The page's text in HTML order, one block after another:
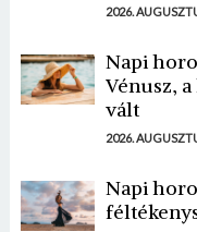
2026.
Napi
Vénusz,
vált
2026.
Napi